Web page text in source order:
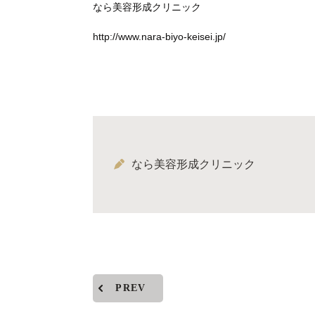
なら美容形成クリニック
http://www.nara‐biyo‐keisei.jp/
なら美容形成クリニック
PREV